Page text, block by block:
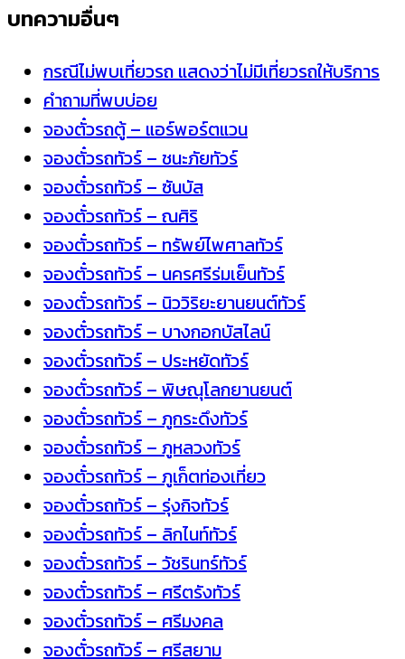
บทความอื่นๆ
กรณีไม่พบเที่ยวรถ แสดงว่าไม่มีเที่ยวรถให้บริการ
คำถามที่พบบ่อย
จองตั๋วรถตู้ – แอร์พอร์ตแวน
จองตั๋วรถทัวร์ – ชนะภัยทัวร์
จองตั๋วรถทัวร์ – ซันบัส
จองตั๋วรถทัวร์ – ณศิริ
จองตั๋วรถทัวร์ – ทรัพย์ไพศาลทัวร์
จองตั๋วรถทัวร์ – นครศรีร่มเย็นทัวร์
จองตั๋วรถทัวร์ – นิววิริยะยานยนต์ทัวร์
จองตั๋วรถทัวร์ – บางกอกบัสไลน์
จองตั๋วรถทัวร์ – ประหยัดทัวร์
จองตั๋วรถทัวร์ – พิษณุโลกยานยนต์
จองตั๋วรถทัวร์ – ภูกระดึงทัวร์
จองตั๋วรถทัวร์ – ภูหลวงทัวร์
จองตั๋วรถทัวร์ – ภูเก็ตท่องเที่ยว
จองตั๋วรถทัวร์ – รุ่งกิจทัวร์
จองตั๋วรถทัวร์ – ลิกไนท์ทัวร์
จองตั๋วรถทัวร์ – วัชรินทร์ทัวร์
จองตั๋วรถทัวร์ – ศรีตรังทัวร์
จองตั๋วรถทัวร์ – ศรีมงคล
จองตั๋วรถทัวร์ – ศรีสยาม